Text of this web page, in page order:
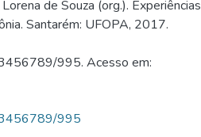
de Souza (org.). Experiências
Santarém: UFOPA, 2017.
995. Acesso em:
995